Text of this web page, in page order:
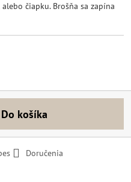
čiapku. Brošňa sa zapína
Do košíka
Doručenia